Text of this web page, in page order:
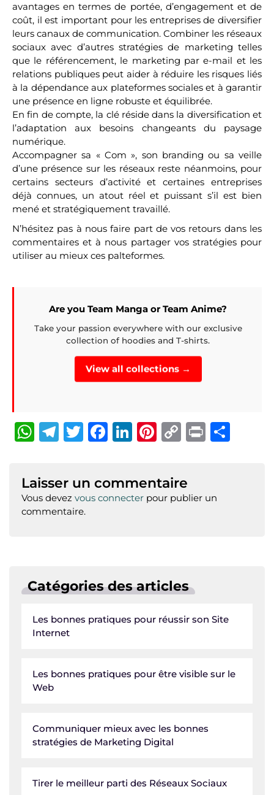
avantages en termes de portée, d’engagement et de
coût, il est important pour les entreprises de diversifier
leurs canaux de communication. Combiner les réseaux
sociaux avec d’autres stratégies de marketing telles
que le référencement, le marketing par e-mail et les
relations publiques peut aider à réduire les risques liés
à la dépendance aux plateformes sociales et à garantir
une présence en ligne robuste et équilibrée.
En fin de compte, la clé réside dans la diversification et
l’adaptation aux besoins changeants du paysage
numérique.
Accompagner sa « Com », son branding ou sa veille
d’une présence sur les réseaux reste néanmoins, pour
certains secteurs d’activité et certaines entreprises
déjà connues, un atout réel et puissant s’il est bien
mené et stratégiquement travaillé.
N’hésitez pas à nous faire part de vos retours dans les
commentaires et à nous partager vos stratégies pour
utiliser au mieux ces palteformes.
Are you Team Manga or Team Anime?
Take your passion everywhere with our exclusive
collection of hoodies and T-shirts.
View all collections →
W
at
s
A
T
g
ra
T
te
r
F
e
Li
e
dI
Pi
te
re
st
C
y
P
t
Laisser un commentaire
Vous devez vous connecter pour publier un
commentaire.
Catégories des articles
Les bonnes pratiques pour réussir son Site
Internet
Les bonnes pratiques pour être visible sur le
Web
Communiquer mieux avec les bonnes
stratégies de Marketing Digital
Tirer le meilleur parti des Réseaux Sociaux